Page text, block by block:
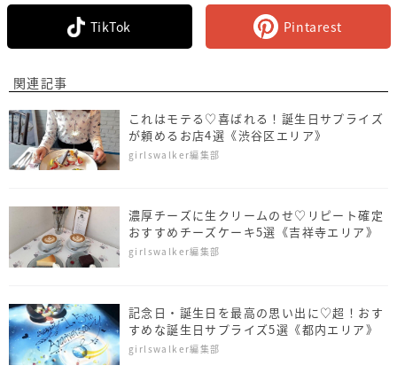
TikTok Pintarest
関連記事
これはモテる♡喜ばれる！誕生日サプライズ
が頼めるお店4選《渋谷区エリア》
girlswalker編集部
濃厚チーズに生クリームのせ♡リピート確定
おすすめチーズケーキ5選《吉祥寺エリア》
girlswalker編集部
記念日・誕生日を最高の思い出に♡超！おす
すめな誕生日サプライズ5選《都内エリア》
girlswalker編集部